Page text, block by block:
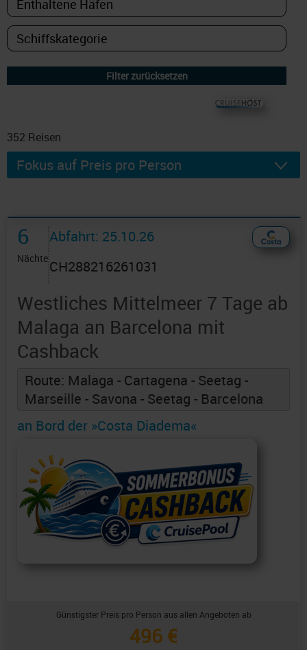
352 Reisen
6
Nächte
Abfahrt: 25.10.26
CH288216261031
Westliches Mittelmeer 7 Tage ab
Malaga an Barcelona mit
Cashback
Route: Malaga - Cartagena - Seetag -
Marseille - Savona - Seetag - Barcelona
an Bord der »Costa Diadema«
Günstigster Preis pro Person aus allen Angeboten ab
496 €